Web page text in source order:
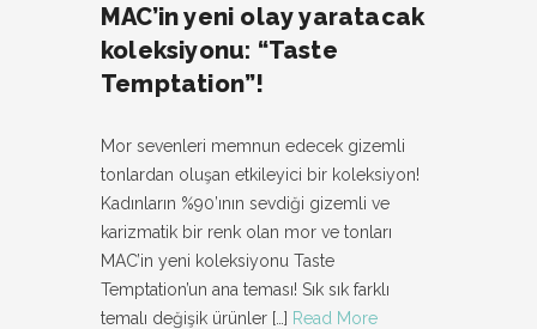
MAC’in yeni olay yaratacak
koleksiyonu: “Taste
Temptation”!
Mor sevenleri memnun edecek gizemli
tonlardan oluşan etkileyici bir koleksiyon!
Kadınların %90’ının sevdiği gizemli ve
karizmatik bir renk olan mor ve tonları
MAC’in yeni koleksiyonu Taste
Temptation’un ana teması! Sık sık farklı
temalı değişik ürünler […] Read More